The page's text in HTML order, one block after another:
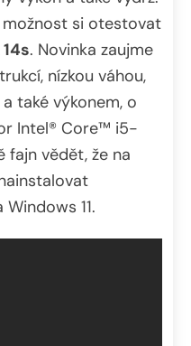
si otestovat
. Novinka zaujme
nízkou váhou,
také výkonem, o
Intel® Core™ i5-
fajn vědět, že na
11.